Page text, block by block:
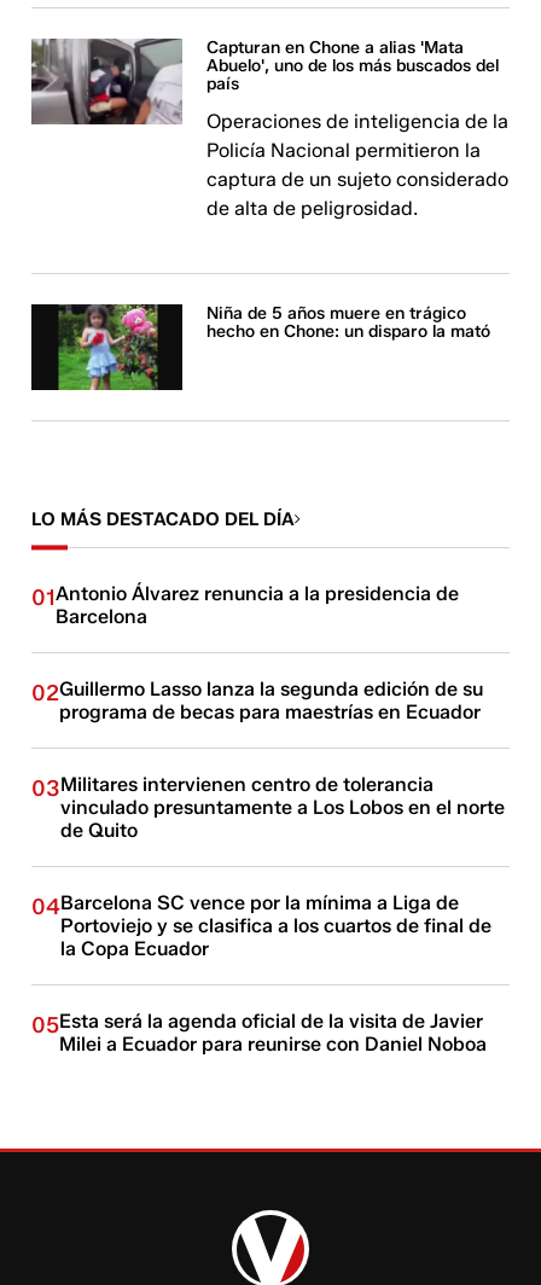
Capturan en Chone a alias 'Mata
Abuelo', uno de los más buscados del
país
Operaciones de inteligencia de la
Policía Nacional permitieron la
captura de un sujeto considerado
de alta de peligrosidad.
Niña de 5 años muere en trágico
hecho en Chone: un disparo la mató
LO MÁS DESTACADO DEL DÍA
01Antonio Álvarez renuncia a la presidencia de
Barcelona
02Guillermo Lasso lanza la segunda edición de su
programa de becas para maestrías en Ecuador
03Militares intervienen centro de tolerancia
vinculado presuntamente a Los Lobos en el norte
de Quito
04Barcelona SC vence por la mínima a Liga de
Portoviejo y se clasifica a los cuartos de final de
la Copa Ecuador
05Esta será la agenda oficial de la visita de Javier
Milei a Ecuador para reunirse con Daniel Noboa